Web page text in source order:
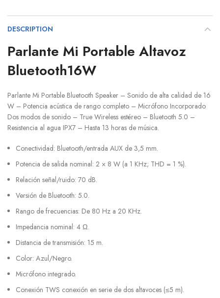
DESCRIPTION
Parlante Mi Portable Altavoz
Bluetooth16W
Parlante Mi Portable Bluetooth Speaker – Sonido de alta calidad de 16
W – Potencia acústica de rango completo – Micrófono Incorporado
Dos modos de sonido – True Wireless estéreo – Bluetooth 5.0 –
Resistencia al agua IPX7 – Hasta 13 horas de música.
Conectividad: Bluetooth/entrada AUX de 3,5 mm.
Potencia de salida nominal: 2 × 8 W (a 1 KHz; THD = 1 %).
Relación señal/ruido: 70 dB.
Versión de Bluetooth: 5.0.
Rango de frecuencias: De 80 Hz a 20 KHz.
Impedancia nominal: 4 Ω.
Distancia de transmisión: 15 m.
Color: Azul/Negro.
Micrófono integrado.
Conexión TWS conexión en serie de dos altavoces (≤5 m).